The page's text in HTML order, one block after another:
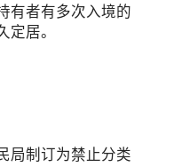
有者有多次入境的
定居。
局制订为禁止分类